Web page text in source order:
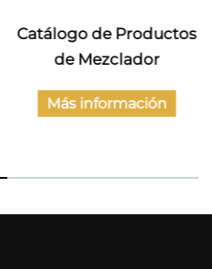
Catálogo de Productos
de Mezclador
Más información